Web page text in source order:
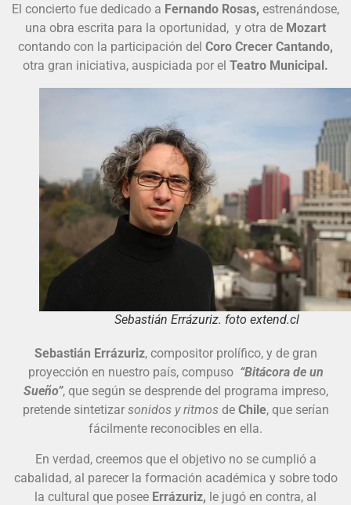
El concierto fue dedicado a Fernando Rosas, estrenándose,
una obra escrita para la oportunidad, y otra de Mozart
contando con la participación del Coro Crecer Cantando,
otra gran iniciativa, auspiciada por el Teatro Municipal.
Sebastián Errázuriz. foto extend.cl
Sebastián Errázuriz, compositor prolífico, y de gran
proyección en nuestro país, compuso “Bitácora de un
Sueño”, que según se desprende del programa impreso,
pretende sintetizar sonidos y ritmosde Chile, que serían
fácilmente reconocibles en ella.
En verdad, creemos que el objetivo no se cumplió a
cabalidad, al parecer la formación académica y sobre todo
la cultural que posee Errázuriz, le jugó en contra, al